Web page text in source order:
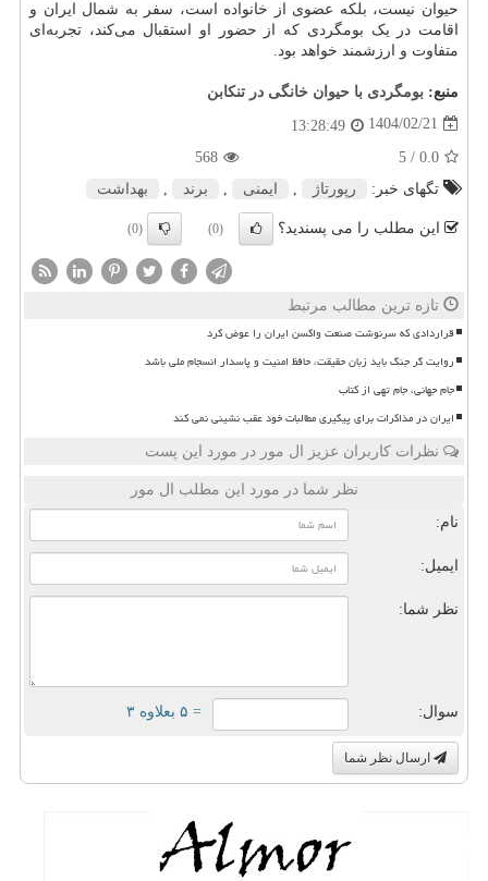
حیوان نیست، بلکه عضوی از خانواده است، سفر به شمال ایران و
اقامت در یک بومگردی که از حضور او استقبال می‌کند، تجربه‌ای
متفاوت و ارزشمند خواهد بود.
منبع: بومگردی با حیوان خانگی در تنکابن
1404/02/21
13:28:49
0.0
/ 5
568
تگهای خبر:
رپورتاژ ایمنی برند بهداشت
این مطلب را می پسندید؟ (0)
(0)
تازه ترین مطالب مرتبط
قراردادی که سرنوشت صنعت واکسن ایران را عوض کرد
روایت گر جنگ باید زبان حقیقت، حافظ امنیت و پاسدار انسجام ملی باشد
جام جهانی، جام تهی از کتاب
ایران در مذاکرات برای پیگیری مطالبات خود عقب نشینی نمی کند
نظرات کاربران عزیز ال مور در مورد این پست
نظر شما در مورد این مطلب ال مور
نام:
ایمیل:
نظر شما:
سوال: = ۵ بعلاوه ۳
ارسال نظر شما